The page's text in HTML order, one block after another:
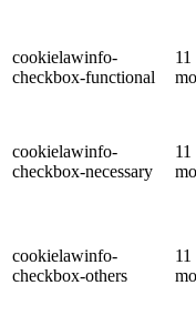
cookielawinfo-
checkbox-functional
11
cookielawinfo-
checkbox-necessary
11
cookielawinfo-
checkbox-others
11